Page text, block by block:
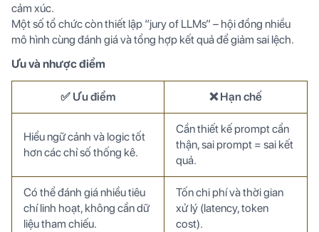
cảm xúc.
Một số tổ chức còn thiết lập “jury of LLMs” – hội đồng nhiều
mô hình cùng đánh giá và tổng hợp kết quả để giảm sai lệch.
Ưu và nhược điểm
✅ Ưu điểm ❌ Hạn chế
Hiểu ngữ cảnh và logic tốt
hơn các chỉ số thống kê.
Cần thiết kế prompt cẩn
thận, sai prompt = sai kết
quả.
Có thể đánh giá nhiều tiêu
chí linh hoạt, không cần dữ
liệu tham chiếu.
Tốn chi phí và thời gian
xử lý (latency, token
cost).